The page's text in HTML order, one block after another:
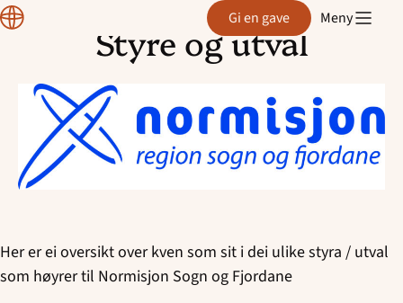
innhold
Region
Sogn Gi en gave Meny
Styre og utval
Her er ei oversikt over kven som sit i dei ulike styra / utval
som høyrer til Normisjon Sogn og Fjordane